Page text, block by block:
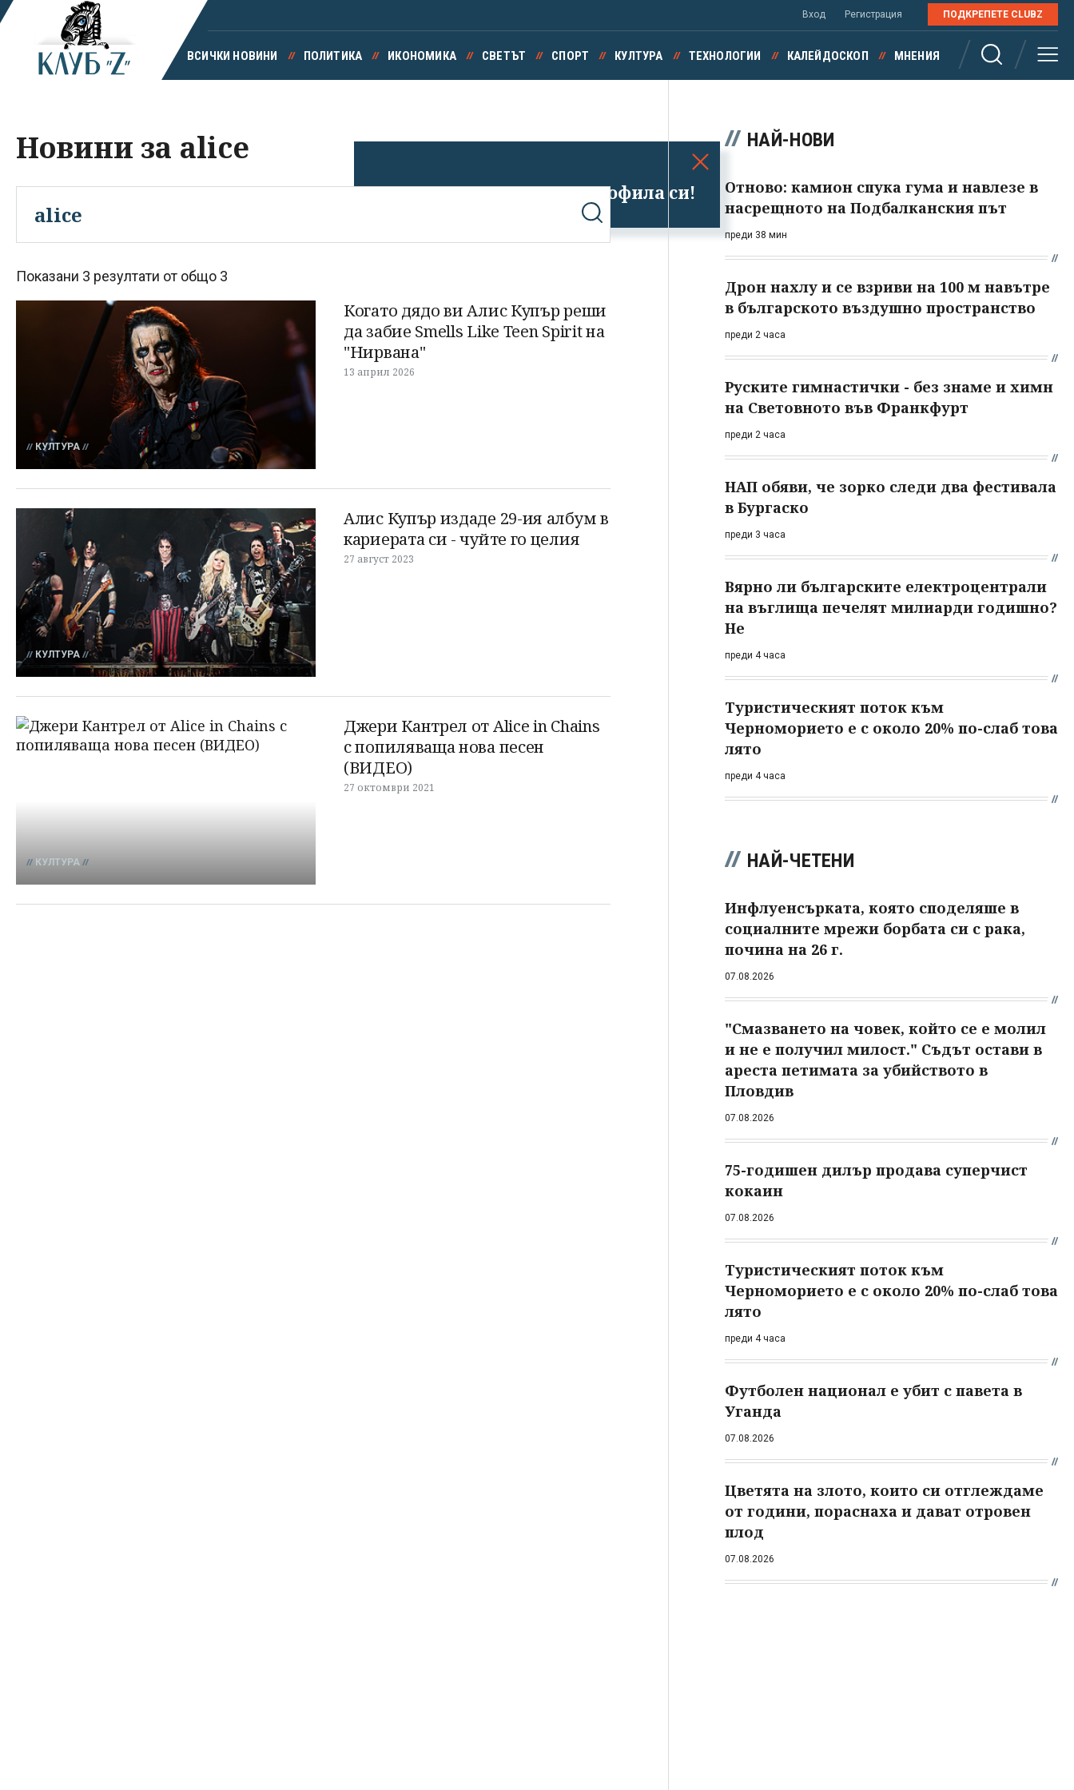
Успешно излязохте от профила си!
Вход Регистрация ПОДКРЕПЕТЕ CLUBZ
ВСИЧКИ НОВИНИ ПОЛИТИКА ИКОНОМИКА СВЕТЪТ СПОРТ КУЛТУРА ТЕХНОЛОГИИ КАЛЕЙДОСКОП МНЕНИЯ
Новини за alice
Показани 3 резултати от общо 3
КУЛТУРА
Когато дядо ви Алис Купър реши
да забие Smells Like Teen Spirit на
"Нирвана"
13 април 2026
КУЛТУРА
Алис Купър издаде 29-ия албум в
кариерата си - чуйте го целия
27 август 2023
КУЛТУРА
Джери Кантрел от Alice in Chains
с попиляваща нова песен
(ВИДЕО)
27 октомври 2021
НАЙ-НОВИ
Отново: камион спука гума и навлезе в
насрещното на Подбалканския път
преди 38 мин
Дрон нахлу и се взриви на 100 м навътре
в българското въздушно пространство
преди 2 часа
Руските гимнастички - без знаме и химн
на Световното във Франкфурт
преди 2 часа
НАП обяви, че зорко следи два фестивала
в Бургаско
преди 3 часа
Вярно ли българските електроцентрали
на въглища печелят милиарди годишно?
Не
преди 4 часа
Туристическият поток към
Черноморието е с около 20% по-слаб това
лято
преди 4 часа
НАЙ-ЧЕТЕНИ
Инфлуенсърката, която споделяше в
социалните мрежи борбата си с рака,
почина на 26 г.
07.08.2026
"Смазването на човек, който се е молил
и не е получил милост." Съдът остави в
ареста петимата за убийството в
Пловдив
07.08.2026
75-годишен дилър продава суперчист
кокаин
07.08.2026
Туристическият поток към
Черноморието е с около 20% по-слаб това
лято
преди 4 часа
Футболен национал е убит с павета в
Уганда
07.08.2026
Цветята на злото, които си отглеждаме
от години, пораснаха и дават отровен
плод
07.08.2026